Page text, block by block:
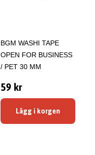
BGM WASHI TAPE
OPEN FOR BUSINESS
/ PET 30 MM
59 kr
Lägg i korgen